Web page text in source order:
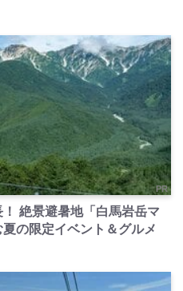
PR
絶景避暑地「白馬岩岳マ
の限定イベント＆グルメ